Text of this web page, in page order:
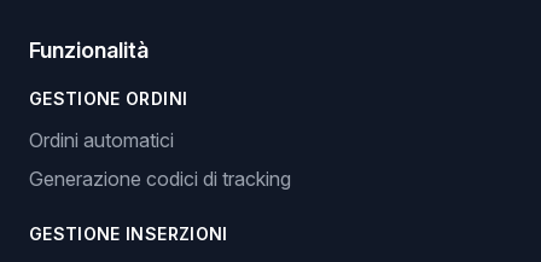
Funzionalità
GESTIONE ORDINI
Ordini automatici
Generazione codici di tracking
GESTIONE INSERZIONI